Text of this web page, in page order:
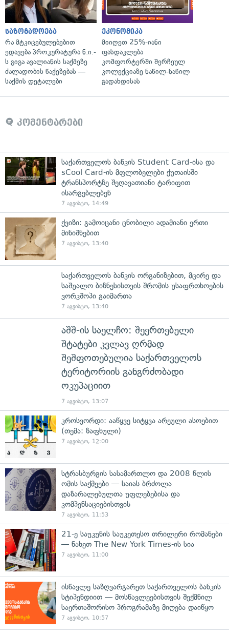
საზოგადოება
რა მტკიცებულებებით
ედავება პროკურატურა ნ.ი.-
ს გიგა ავალიანის საქმეზე
ძალადობის წაქეზებას —
საქმის დეტალები
ეკონომიკა
მიიღეთ 25%-იანი
ფასდაკლება
კომფორტერში შერჩეულ
კოლექციაზე ნაწილ-ნაწილ
გადახდისას
კომენტარები
საქართველოს ბანკის Student Card-ისა და
sCool Card-ის მფლობელები ქუთაისში
ტრანსპორტზე შეღავათიანი ტარიფით
ისარგებლებენ
7 აგვისტო, 14:49
ქვიზი: გამოიცანი ცნობილი ადამიანი ერთი
მინიშნებით
7 აგვისტო, 13:40
საქართველოს ბანკის ორგანიზებით, მცირე და
საშუალო ბიზნესისთვის შრომის უსაფრთხოების
ვორკშოპი გაიმართა
7 აგვისტო, 13:40
აშშ-ის საელჩო: შეერთებული
შტატები კვლავ ღრმად
შეშფოთებულია საქართველოს
ტერიტორიის განგრძობადი
ოკუპაციით
7 აგვისტო, 13:07
კროსვორდი: ააწყვე სიტყვა არეული ასოებით
(თემა: ზაფხული)
7 აგვისტო, 12:00
სტრასბურგის სასამართლო და 2008 წლის
ომის საქმეები — საიას ბრძოლა
დაზარალებულთა უფლებებისა და
კომპენსაციებისთვის
7 აგვისტო, 11:53
21-ე საუკუნის საუკეთესო თრილერი რომანები
— ნახეთ The New York Times-ის სია
7 აგვისტო, 11:00
ისწავლე საზღვარგარეთ საქართველოს ბანკის
სტიპენდიით — მოსწავლეებისთვის შექმნილ
საერთაშორისო პროგრამაზე მიღება დაიწყო
7 აგვისტო, 10:57